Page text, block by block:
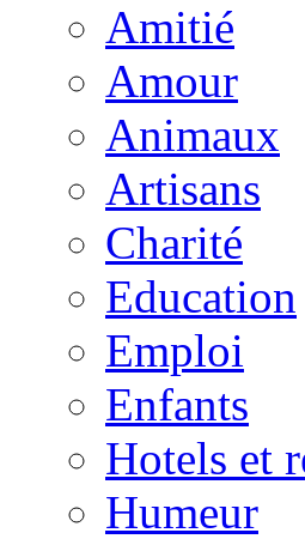
Amitié
Amour
Animaux
Artisans
Charité
Education
Emploi
Enfants
Hotels et
Humeur